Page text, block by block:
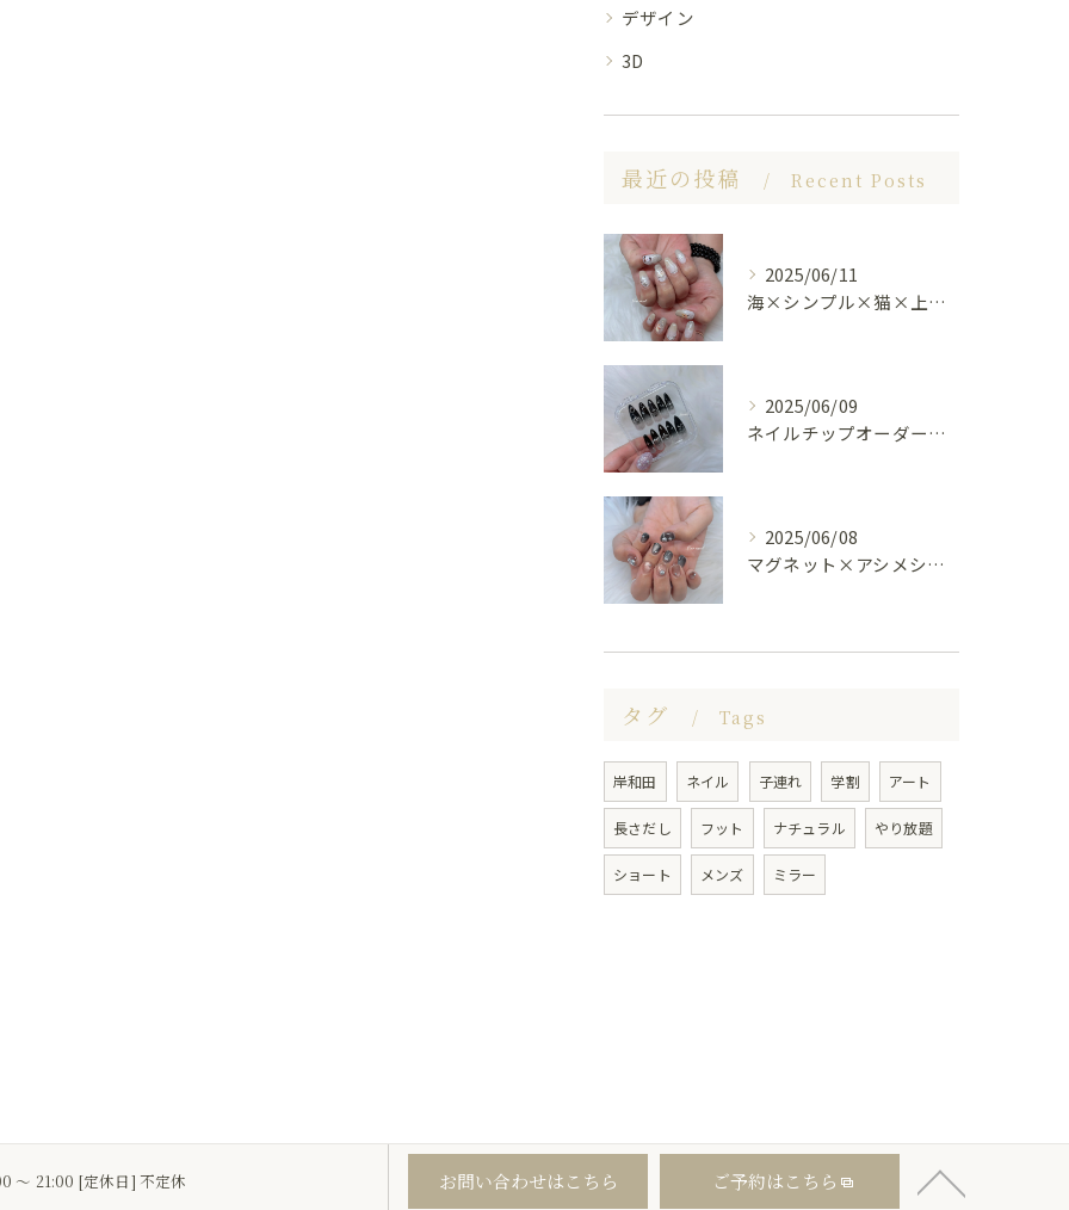
デザイン
3D
最近の投稿 Recent Posts
2025/06/11
海×シンプル×猫×上品 nail🐈🐚✨
2025/06/09
ネイルチップオーダー受け付けてます😊🤍
2025/06/08
マグネット×アシメシルバー nail🤍🩶
タグ Tags
岸和田 ネイル 子連れ 学割 アート
長さだし フット ナチュラル やり放題
ショート メンズ ミラー
～ 21:00 [定休日] 不定休 お問い合わせはこちら ご予約はこちら